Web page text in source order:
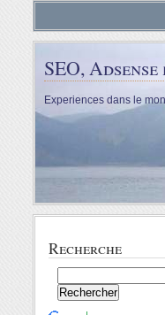
SEO,
Experiences dans le
Recherche